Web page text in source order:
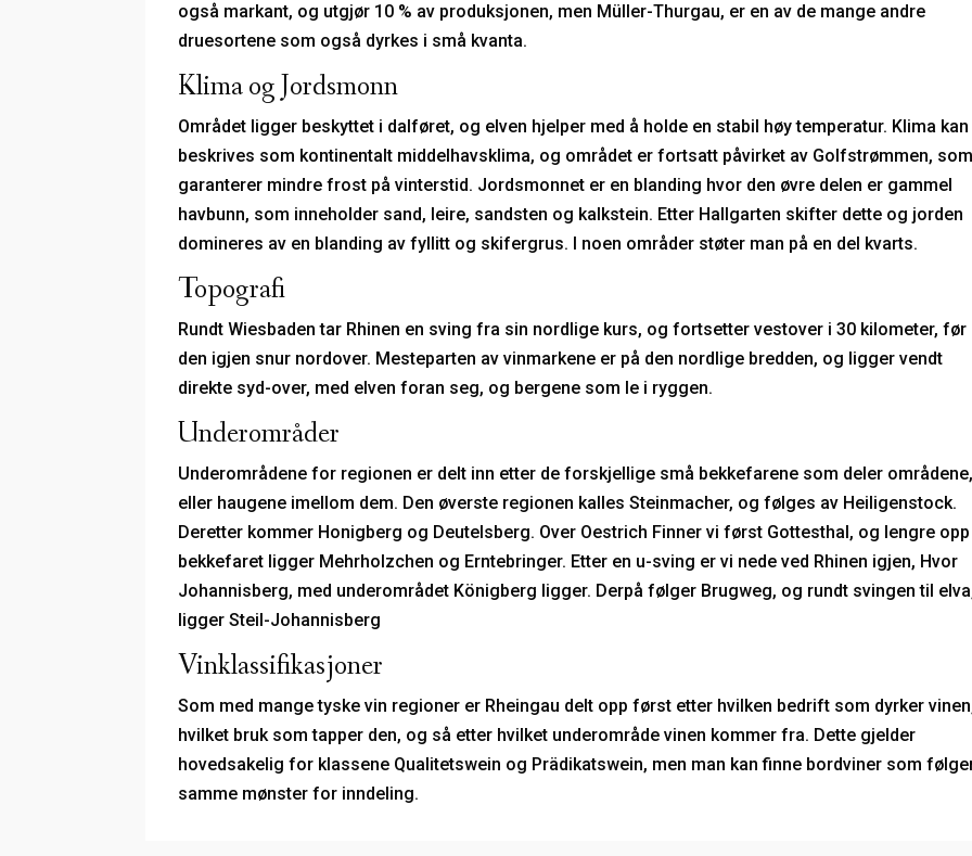
også markant, og utgjør 10 % av produksjonen, men Müller-Thurgau, er en av de mange andre
druesortene som også dyrkes i små kvanta.
Klima og Jordsmonn
Området ligger beskyttet i dalføret, og elven hjelper med å holde en stabil høy temperatur. Klima kan
beskrives som kontinentalt middelhavsklima, og området er fortsatt påvirket av Golfstrømmen,
garanterer mindre frost på vinterstid. Jordsmonnet er en blanding hvor den øvre delen er gammel
havbunn, som inneholder sand, leire, sandsten og kalkstein. Etter Hallgarten skifter dette og jorden
domineres av en blanding av fyllitt og skifergrus. I noen områder støter man på en del kvarts.
Topografi
Rundt Wiesbaden tar Rhinen en sving fra sin nordlige kurs, og fortsetter vestover i 30 kilometer, før
den igjen snur nordover. Mesteparten av vinmarkene er på den nordlige bredden, og ligger vendt
direkte syd-over, med elven foran seg, og bergene som le i ryggen.
Underområder
Underområdene for regionen er delt inn etter de forskjellige små bekkefarene som deler
eller haugene imellom dem. Den øverste regionen kalles Steinmacher, og følges av Heiligenstock.
Deretter kommer Honigberg og Deutelsberg. Over Oestrich Finner vi først Gottesthal, og lengre opp
bekkefaret ligger Mehrholzchen og Erntebringer. Etter en u-sving er vi nede ved Rhinen igjen, Hvor
Johannisberg, med underområdet Königberg ligger. Derpå følger Brugweg, og rundt svingen til
ligger Steil-Johannisberg
Vinklassifikasjoner
Som med mange tyske vin regioner er Rheingau delt opp først etter hvilken bedrift som dyrker
hvilket bruk som tapper den, og så etter hvilket underområde vinen kommer fra. Dette gjelder
hovedsakelig for klassene Qualitetswein og Prädikatswein, men man kan finne bordviner som
samme mønster for inndeling.